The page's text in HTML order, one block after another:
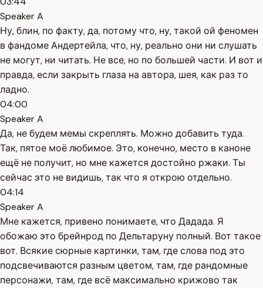
Speaker A
Ну, блин, по факту, да, потому что, ну, такой ой феномен
в фандоме Андертейла, что, ну, реально они ни слушать
не могут, ни читать. Не все, но по большей части. И вот и
правда, если закрыть глаза на автора, шея, как раз то
ладно.
04:00
Speaker A
Да, не будем мемы скреплять. Можно добавить туда.
Так, пятое моё любимое. Это, конечно, место в каноне
ещё не получит, но мне кажется достойно ржаки. Ты
сейчас это не видишь, так что я открою отдельно.
04:14
Speaker A
Мне кажется, привено понимаете, что Дадада. Я
обожаю это брейнрод по Дельтаруну полный. Вот такое
вот. Всякие сюрные картинки, там, где слова под это
подсвечиваются разным цветом, там, где рандомные
персонажи, там, где всё максимально крижово так